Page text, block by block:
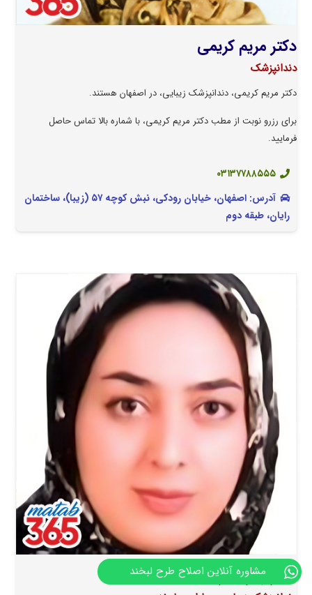
دکتر مریم کریمی
دندانپزشک
دکتر مریم کریمی، دندانپزشک زیبایی، در اصفهان هستند.
برای رزرو نوبت از مطب دکتر مریم کریمی، با شماره بالا تماس حاصل
فرمایید.
۰۳۱۳۷۷۸۸۵۵۵
آدرس: اصفهان، خیابان رودکی، نبش کوچه ۵۷ (زیبا)، ساختمان
رایان، طبقه دوم
دکتر زهرا مهرابی
مشاوره آنلاین اصلاح طرح لبخند